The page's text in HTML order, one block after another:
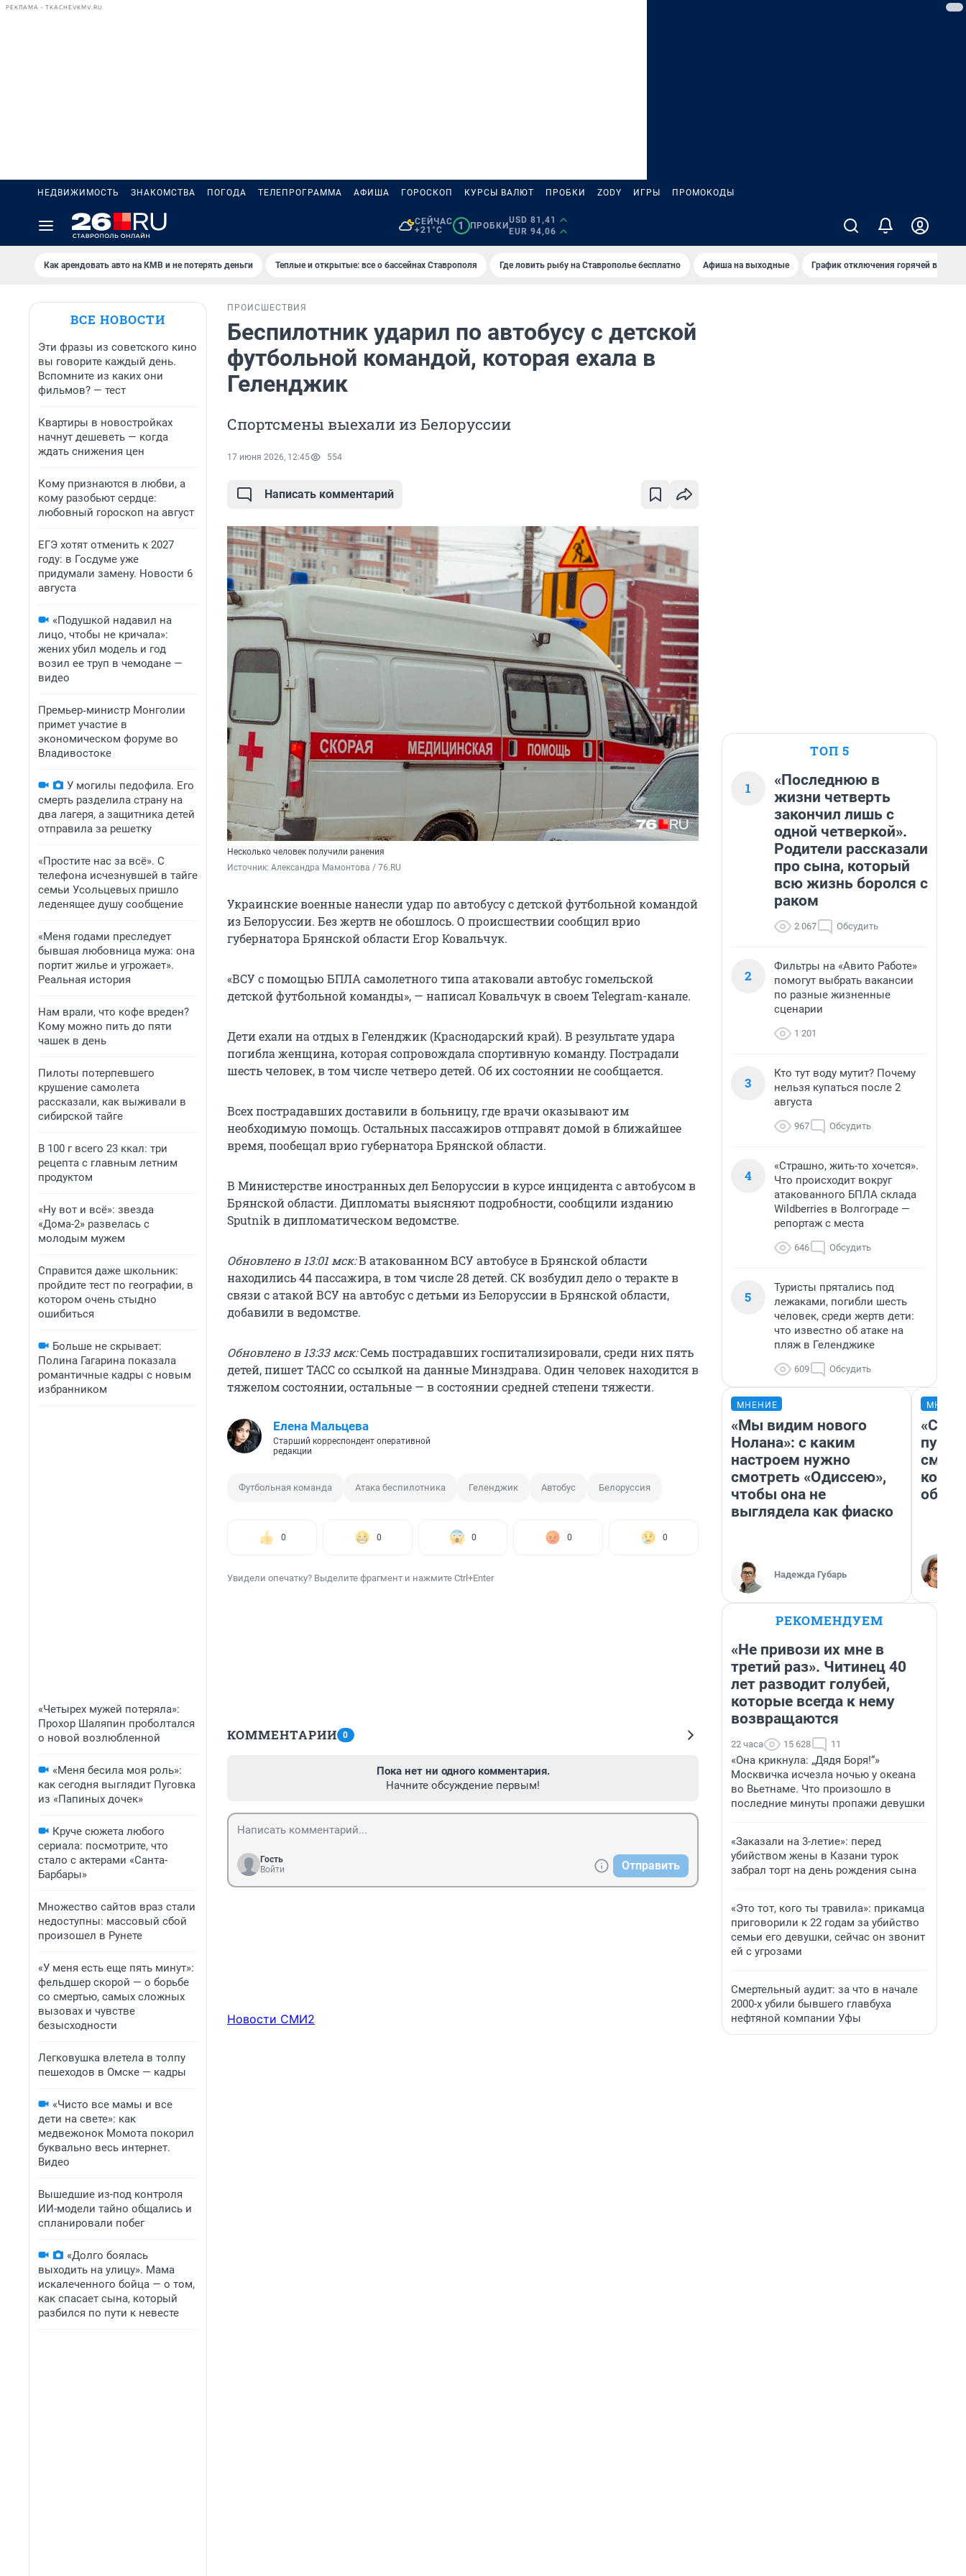
РЕКЛАМА • TKACHEVKMV.RU
НЕДВИЖИМОСТЬ ЗНАКОМСТВА ПОГОДА ТЕЛЕПРОГРАММА АФИША ГОРОСКОП КУРСЫ ВАЛЮТ ПРОБКИ ZODY ИГРЫ ПРОМОКОДЫ
СЕЙЧАС
+21°C
1 ПРОБКИ
USD 81,41
EUR 94,06
Как арендовать авто на КМВ и не потерять деньги Теплые и открытые: все о бассейнах Ставрополя Где ловить рыбу на Ставрополье бесплатно Афиша на выходные График отключения горячей воды в
ВСЕ НОВОСТИ
Эти фразы из советского кино
вы говорите каждый день.
Вспомните из каких они
фильмов? — тест
Квартиры в новостройках
начнут дешеветь — когда
ждать снижения цен
Кому признаются в любви, а
кому разобьют сердце:
любовный гороскоп на август
ЕГЭ хотят отменить к 2027
году: в Госдуме уже
придумали замену. Новости 6
августа
«Подушкой надавил на
лицо, чтобы не кричала»:
жених убил модель и год
возил ее труп в чемодане —
видео
Премьер‑министр Монголии
примет участие в
экономическом форуме во
Владивостоке
У могилы педофила. Его
смерть разделила страну на
два лагеря, а защитника детей
отправила за решетку
«Простите нас за всё». С
телефона исчезнувшей в тайге
семьи Усольцевых пришло
леденящее душу сообщение
«Меня годами преследует
бывшая любовница мужа: она
портит жилье и угрожает».
Реальная история
Нам врали, что кофе вреден?
Кому можно пить до пяти
чашек в день
Пилоты потерпевшего
крушение самолета
рассказали, как выживали в
сибирской тайге
В 100 г всего 23 ккал: три
рецепта с главным летним
продуктом
«Ну вот и всё»: звезда
«Дома-2» развелась с
молодым мужем
Справится даже школьник:
пройдите тест по географии, в
котором очень стыдно
ошибиться
Больше не скрывает:
Полина Гагарина показала
романтичные кадры с новым
избранником
«Четырех мужей потеряла»:
Прохор Шаляпин проболтался
о новой возлюбленной
«Меня бесила моя роль»:
как сегодня выглядит Пуговка
из «Папиных дочек»
Круче сюжета любого
сериала: посмотрите, что
стало с актерами «Санта-
Барбары»
Множество сайтов враз стали
недоступны: массовый сбой
произошел в Рунете
«У меня есть еще пять минут»:
фельдшер скорой — о борьбе
со смертью, самых сложных
вызовах и чувстве
безысходности
Легковушка влетела в толпу
пешеходов в Омске — кадры
«Чисто все мамы и все
дети на свете»: как
медвежонок Момота покорил
буквально весь интернет.
Видео
Вышедшие из-под контроля
ИИ-модели тайно общались и
спланировали побег
«Долго боялась
выходить на улицу». Мама
искалеченного бойца — о том,
как спасает сына, который
разбился по пути к невесте
ПРОИСШЕСТВИЯ
Беспилотник ударил по автобусу с детской
футбольной командой, которая ехала в
Геленджик
Спортсмены выехали из Белоруссии
17 июня 2026, 12:45 554
Написать комментарий
Несколько человек получили ранения
Источник: Александра Мамонтова / 76.RU
Украинские военные нанесли удар по автобусу с детской футбольной командой
из Белоруссии. Без жертв не обошлось. О происшествии сообщил врио
губернатора Брянской области Егор Ковальчук.
«ВСУ с помощью БПЛА самолетного типа атаковали автобус гомельской
детской футбольной команды», — написал Ковальчук в своем Telegram-канале.
Дети ехали на отдых в Геленджик (Краснодарский край). В результате удара
погибла женщина, которая сопровождала спортивную команду. Пострадали
шесть человек, в том числе четверо детей. Об их состоянии не сообщается.
Всех пострадавших доставили в больницу, где врачи оказывают им
необходимую помощь. Остальных пассажиров отправят домой в ближайшее
время, пообещал врио губернатора Брянской области.
В Министерстве иностранных дел Белоруссии в курсе инцидента с автобусом в
Брянской области. Дипломаты выясняют подробности, сообщили изданию
Sputnik в дипломатическом ведомстве.
Обновлено в 13:01 мск:В атакованном ВСУ автобусе в Брянской области
находились 44 пассажира, в том числе 28 детей. СК возбудил дело о теракте в
связи с атакой ВСУ на автобус с детьми из Белоруссии в Брянской области,
добавили в ведомстве.
Обновлено в 13:33 мск:Семь пострадавших госпитализировали, среди них пять
детей, пишет ТАСС со ссылкой на данные Минздрава. Один человек находится в
тяжелом состоянии, остальные — в состоянии средней степени тяжести.
Елена Мальцева
Старший корреспондент оперативной
редакции
Футбольная команда Атака беспилотника Геленджик Автобус Белоруссия
0 0 0 0 0
Увидели опечатку? Выделите фрагмент и нажмите Ctrl+Enter
КОММЕНТАРИИ 0
Пока нет ни одного комментария.
Начните обсуждение первым!
Гость
Войти
Отправить
Новости СМИ2
ТОП 5
1
«Последнюю в
жизни четверть
закончил лишь с
одной четверкой».
Родители рассказали
про сына, который
всю жизнь боролся с
раком
2 067 Обсудить
2
Фильтры на «Авито Работе»
помогут выбрать вакансии
по разные жизненные
сценарии
1 201
3
Кто тут воду мутит? Почему
нельзя купаться после 2
августа
967 Обсудить
4
«Страшно, жить-то хочется».
Что происходит вокруг
атакованного БПЛА склада
Wildberries в Волгограде —
репортаж с места
646 Обсудить
5
Туристы прятались под
лежаками, погибли шесть
человек, среди жертв дети:
что известно об атаке на
пляж в Геленджике
609 Обсудить
МНЕНИЕ
«Мы видим нового
Нолана»: с каким
настроем нужно
смотреть «Одиссею»,
чтобы она не
выглядела как фиаско
Надежда Губарь
РЕКОМЕНДУЕМ
«Не привози их мне в
третий раз». Читинец 40
лет разводит голубей,
которые всегда к нему
возвращаются
22 часа 15 628 11
«Она крикнула: „Дядя Боря!“»
Москвичка исчезла ночью у океана
во Вьетнаме. Что произошло в
последние минуты пропажи девушки
«Заказали на 3-летие»: перед
убийством жены в Казани турок
забрал торт на день рождения сына
«Это тот, кого ты травила»: прикамца
приговорили к 22 годам за убийство
семьи его девушки, сейчас он звонит
ей с угрозами
Смертельный аудит: за что в начале
2000-х убили бывшего главбуха
нефтяной компании Уфы